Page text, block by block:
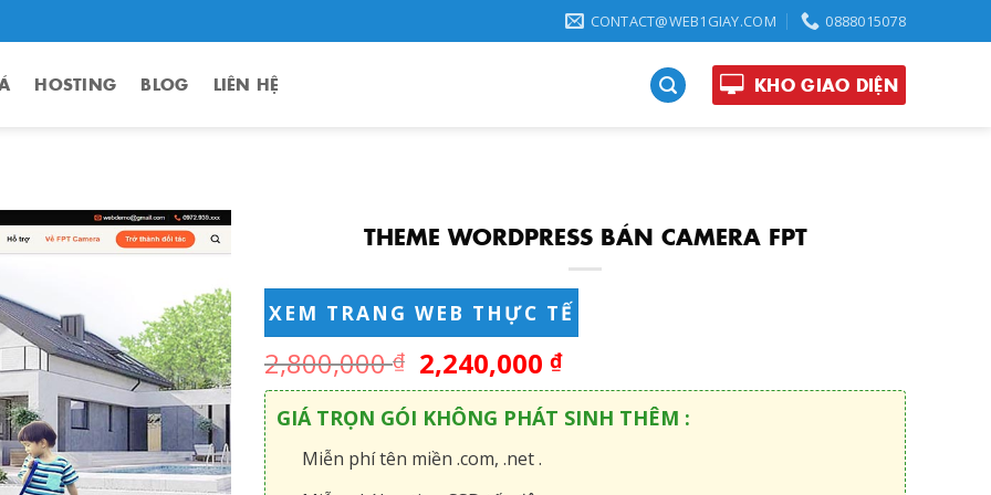
CONTACT@WEB1GIAY.COM 0888015078
HOSTING BLOG LIÊN HỆ KHO GIAO DIỆN
THEME WORDPRESS BÁN CAMERA FPT
XEM TRANG WEB THỰC TẾ
2,800,000₫ 2,240,000₫
GIÁ TRỌN GÓI KHÔNG PHÁT SINH THÊM :
Miễn phí tên miền .com, .net .